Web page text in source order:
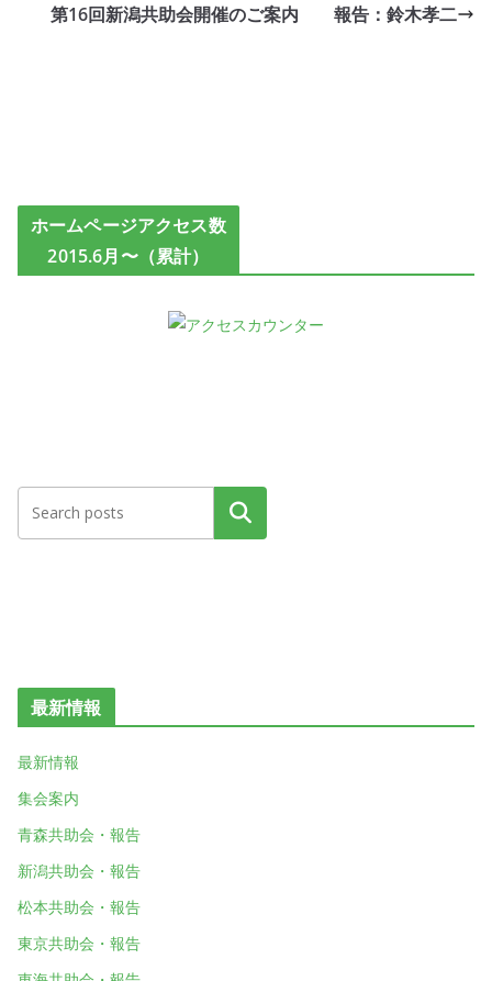
第16回新潟共助会開催のご案内 報告：鈴木孝二
ホームページアクセス数
2015.6月〜（累計）
検索
最新情報
最新情報
集会案内
青森共助会・報告
新潟共助会・報告
松本共助会・報告
東京共助会・報告